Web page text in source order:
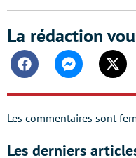
La rédaction
FacebookMessenger
Les commentaires sont
Les derniers